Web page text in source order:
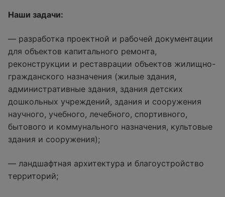
Наши задачи:
— разработка проектной и рабочей документации
для объектов капитального ремонта,
реконструкции и реставрации объектов жилищно-
гражданского назначения (жилые здания,
административные здания, здания детских
дошкольных учреждений, здания и сооружения
научного, учебного, лечебного, спортивного,
бытового и коммунального назначения, культовые
здания и сооружения);
— ландшафтная архитектура и благоустройство
территорий;